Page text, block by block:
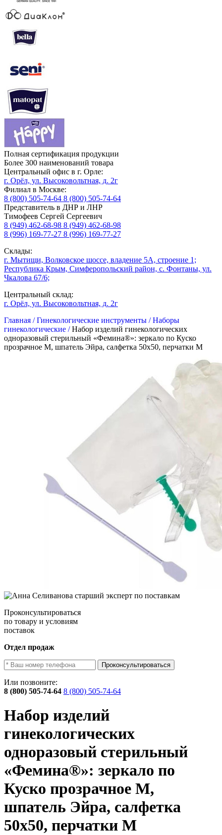
Полная сертификация продукции
Более 300 наименований товара
Центральный офис в г. Орле:
г. Орёл, ул. Высоковольтная, д. 2г
Филиал в Москве:
8 (800) 505-74-64 8 (800) 505-74-64
Представитель в ДНР и ЛНР
Тимофеев Сергей Сергеевич
8 (949) 462-68-98 8 (949) 462-68-98
8 (996) 169-77-27 8 (996) 169-77-27
Склады:
г. Мытищи, Волковское шоссе, владение 5А, строение 1;
Республика Крым, Симферопольский район, с. Фонтаны, ул.
Чкалова 67/6;
Центральный склад:
г. Орёл, ул. Высоковольтная, д. 2г
Главная /Гинекологические инструменты /Наборы
гинекологические /Набор изделий гинекологических
одноразовый стерильный «Фемина®»: зеркало по Куско
прозрачное M, шпатель Эйра, салфетка 50х50, перчатки М
Проконсультироваться
по товару и условиям
поставок
Отдел продаж
Проконсультироваться
Или позвоните:
8 (800) 505-74-64 8 (800) 505-74-64
Набор изделий
гинекологических
одноразовый стерильный
«Фемина®»: зеркало по
Куско прозрачное M,
шпатель Эйра, салфетка
50х50, перчатки М